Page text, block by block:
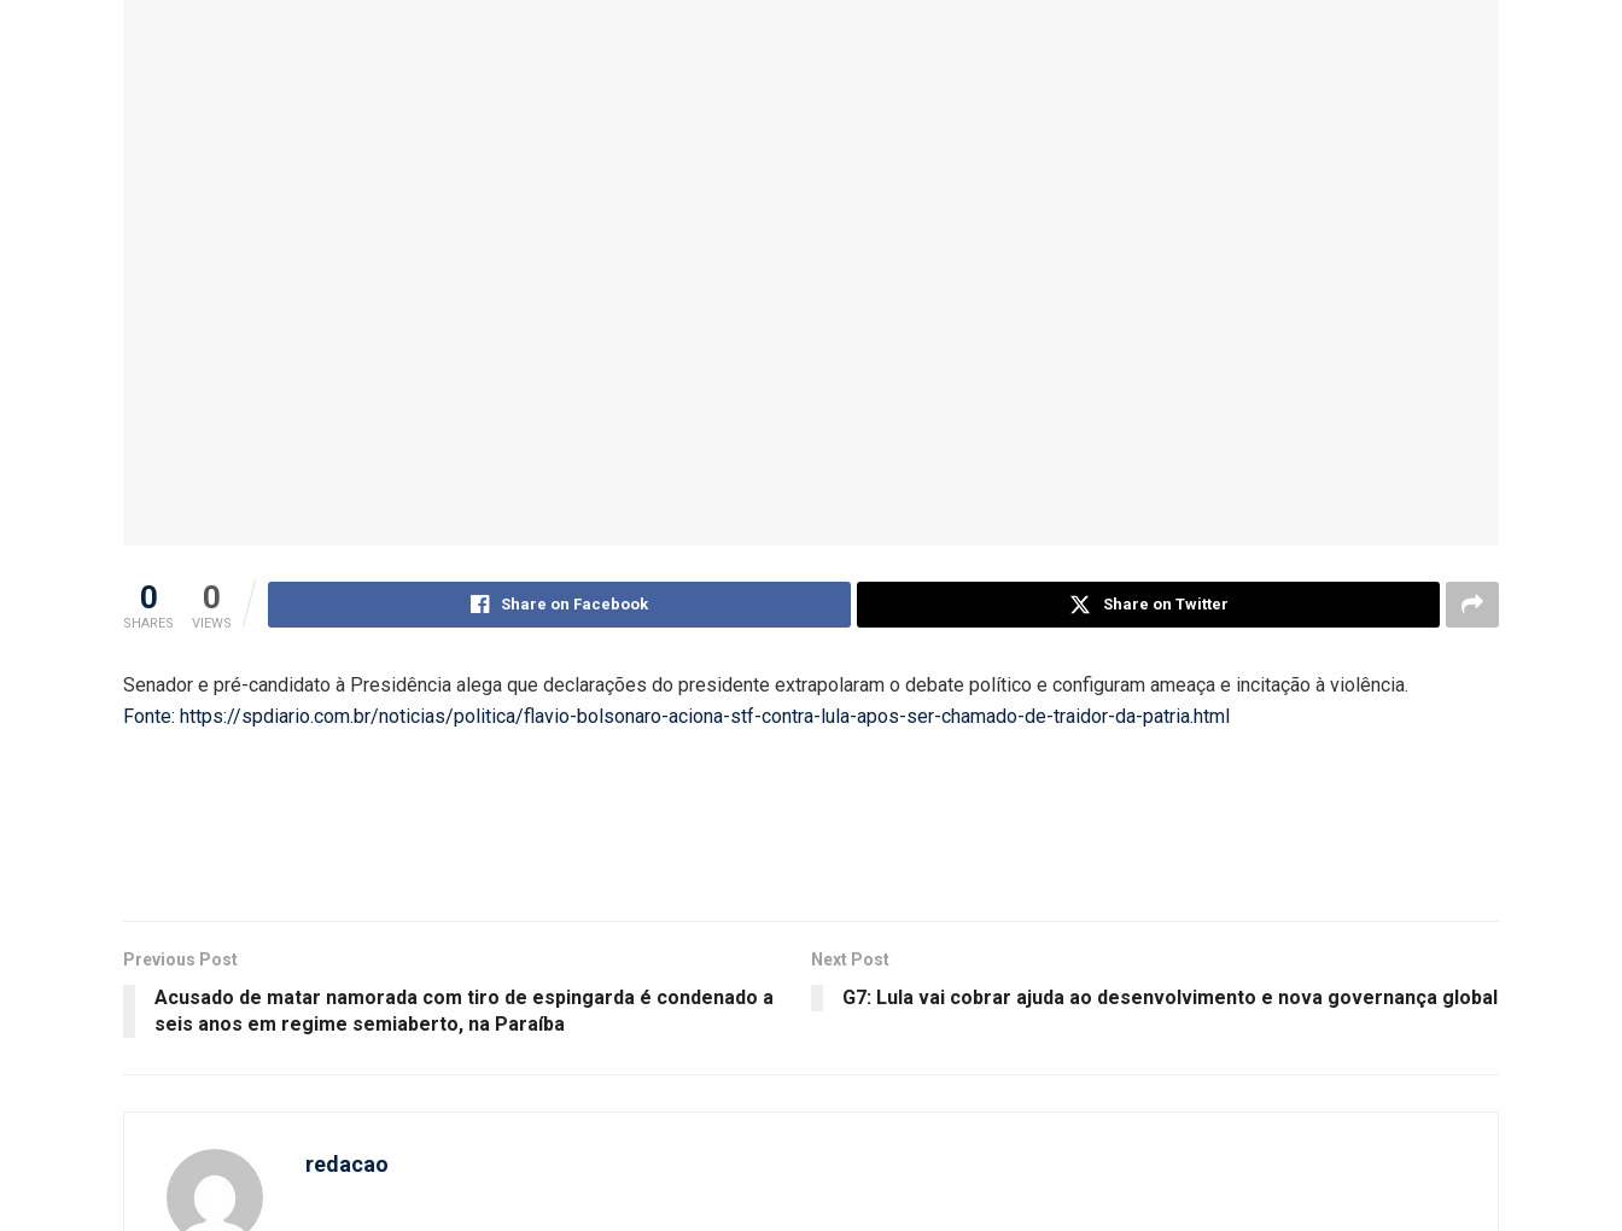
0
SHARES
0
VIEWS
Share on Facebook Share on Twitter
Senador e pré-candidato à Presidência alega que declarações do presidente extrapolaram o debate político e configuram ameaça e incitação à violência.
Fonte: https://spdiario.com.br/noticias/politica/flavio-bolsonaro-aciona-stf-contra-lula-apos-ser-chamado-de-traidor-da-patria.html
Previous Post
Acusado de matar namorada com tiro de espingarda é condenado a
seis anos em regime semiaberto, na Paraíba
Next Post
G7: Lula vai cobrar ajuda ao desenvolvimento e nova governança global
redacao